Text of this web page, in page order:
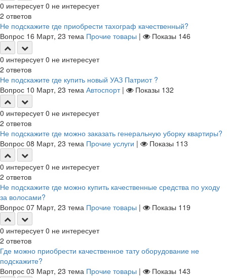
0 интересует 0 не интересует
2 ответов
Не подскажите где приобрести тахограф качественный?
Вопрос 16 Март, 23 тема Прочие товары | Показы 146
0 интересует 0 не интересует
2 ответов
Не подскажите где купить новый УАЗ Патриот ?
Вопрос 10 Март, 23 тема Автоспорт | Показы 132
0 интересует 0 не интересует
2 ответов
Не подскажите где можно заказать генеральную уборку квартиры?
Вопрос 08 Март, 23 тема Прочие услуги | Показы 113
0 интересует 0 не интересует
2 ответов
Не подскажите где можно купить качественные средства по уходу
за волосами?
Вопрос 07 Март, 23 тема Прочие товары | Показы 119
0 интересует 0 не интересует
2 ответов
Где можно приобрести качественное тату оборудование не
подскажите?
Вопрос 03 Март, 23 тема Прочие товары | Показы 143